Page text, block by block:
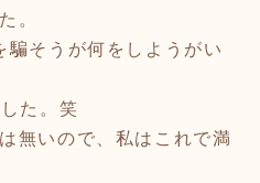
。
騙そうが何をしようがい
た。笑
無いので、私はこれで満